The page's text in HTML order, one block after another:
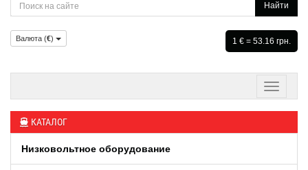
Найти
Валюта (€) 1 € = 53.16 грн.
КАТАЛОГ
Низковольтное оборудование